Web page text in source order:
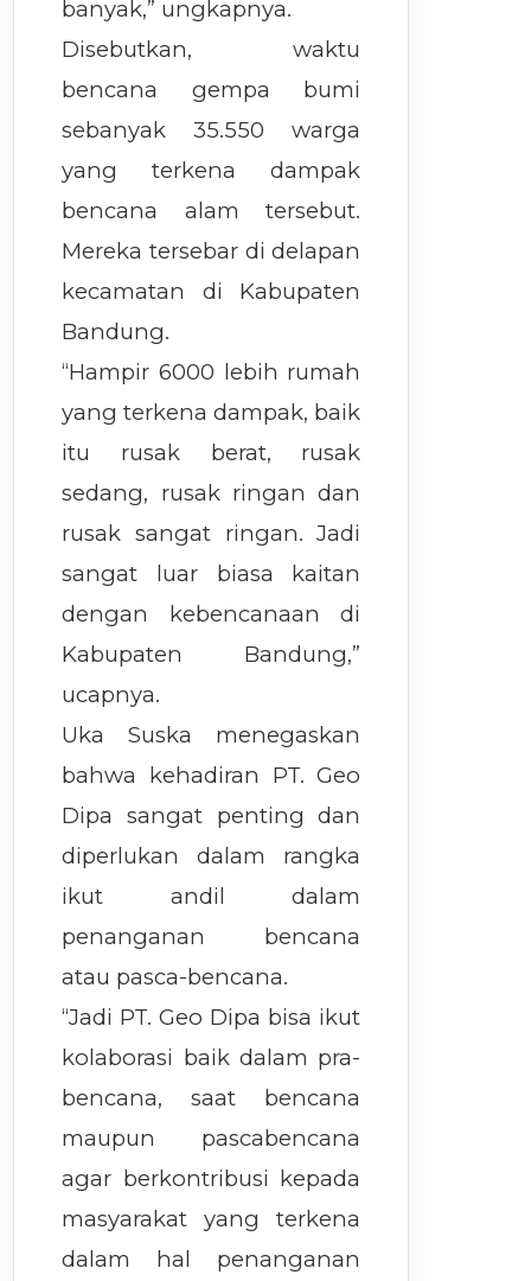
banyak,” ungkapnya.
Disebutkan, waktu
bencana gempa bumi
sebanyak 35.550 warga
yang terkena dampak
bencana alam tersebut.
Mereka tersebar di delapan
kecamatan di Kabupaten
Bandung.
“Hampir 6000 lebih rumah
yang terkena dampak, baik
itu rusak berat, rusak
sedang, rusak ringan dan
rusak sangat ringan. Jadi
sangat luar biasa kaitan
dengan kebencanaan di
Kabupaten Bandung,”
ucapnya.
Uka Suska menegaskan
bahwa kehadiran PT. Geo
Dipa sangat penting dan
diperlukan dalam rangka
ikut andil dalam
penanganan bencana
atau pasca-bencana.
“Jadi PT. Geo Dipa bisa ikut
kolaborasi baik dalam pra-
bencana, saat bencana
maupun pascabencana
agar berkontribusi kepada
masyarakat yang terkena
dalam hal penanganan